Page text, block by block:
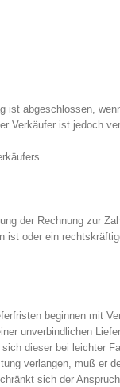
abgeschlossen,
Verkäufer ist jedoch
der Rechnung zur
ist oder ein
beginnen mit
unverbindlichen
dieser bei leichter
verlangen, muß er
sich der